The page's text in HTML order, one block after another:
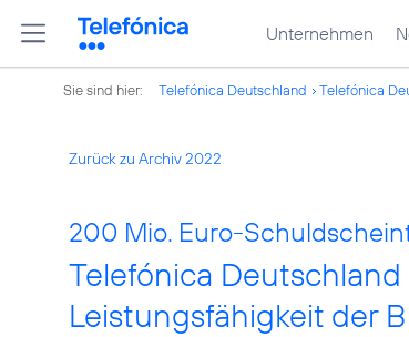
Unternehmen
Sie sind hier: Telefónica Deutschland Telefónica
Zurück zu Archiv 2022
200 Mio. Euro-
Telefónica
Leistungsfähigkeit der